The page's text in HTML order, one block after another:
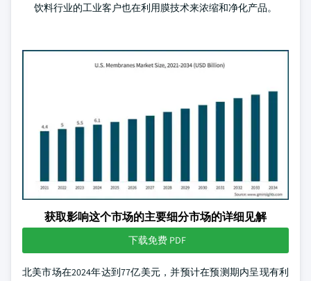
饮料行业的工业客户也在利用膜技术来浓缩和净化产品。
获取影响这个市场的主要细分市场的详细见解
下载免费 PDF
北美市场在2024年达到77亿美元，并预计在预测期内呈现有利